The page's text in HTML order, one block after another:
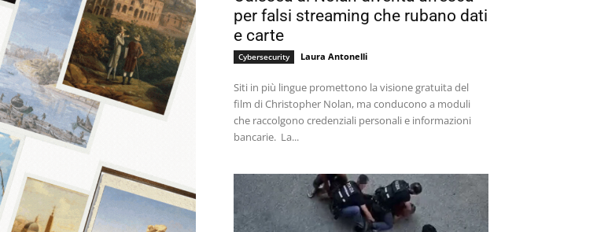
per falsi streaming che rubano dati
e carte
Cybersecurity Laura Antonelli
Siti in più lingue promettono la visione gratuita del
film di Christopher Nolan, ma conducono a moduli
che raccolgono credenziali personali e informazioni
bancarie. La...